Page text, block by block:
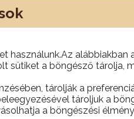
használunk.Az alábbiakban
sütiket a böngésző tárolja,
tárolják a
tároljuk a
a böngészési